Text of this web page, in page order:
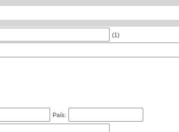
(1)
País: